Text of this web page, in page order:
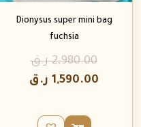
Dionysus super mini bag
fuchsia
2,980.00 ر.ق
1,590.00 ر.ق